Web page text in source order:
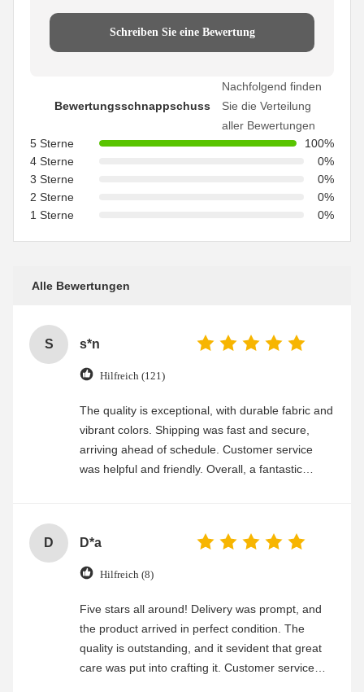
Schreiben Sie eine Bewertung
Bewertungsschnappschuss
Nachfolgend finden
Sie die Verteilung
aller Bewertungen
5 Sterne
100%
4 Sterne
0%
3 Sterne
0%
2 Sterne
0%
1 Sterne
0%
Alle Bewertungen
S s*n
Hilfreich (121)
The quality is exceptional, with durable fabric and
vibrant colors. Shipping was fast and secure,
arriving ahead of schedule. Customer service
was helpful and friendly. Overall, a fantastic
D D*a
Hilfreich (8)
Five stars all around! Delivery was prompt, and
the product arrived in perfect condition. The
quality is outstanding, and it sevident that great
care was put into crafting it. Customer service